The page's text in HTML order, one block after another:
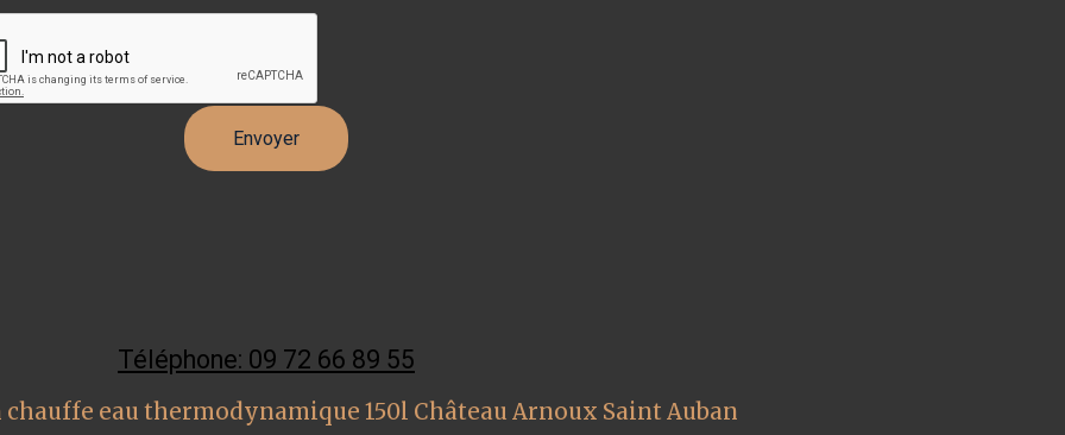
Téléphone: 09 72 66 89 55
eau thermodynamique 150l Château Arnoux Saint Auban